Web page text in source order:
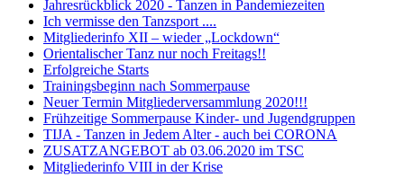
Jahresrückblick 2020 - Tanzen in Pandemiezeiten
Ich vermisse den Tanzsport ....
Mitgliederinfo XII – wieder „Lockdown“
Orientalischer Tanz nur noch Freitags!!
Erfolgreiche Starts
Trainingsbeginn nach Sommerpause
Neuer Termin Mitgliederversammlung 2020!!!
Frühzeitige Sommerpause Kinder- und Jugendgruppen
TIJA - Tanzen in Jedem Alter - auch bei CORONA
ZUSATZANGEBOT ab 03.06.2020 im TSC
Mitgliederinfo VIII in der Krise